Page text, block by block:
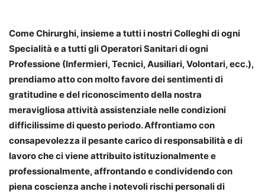
Come Chirurghi, insieme a tutti i nostri Colleghi di ogni
Specialità e a tutti gli Operatori Sanitari di ogni
Professione (Infermieri, Tecnici, Ausiliari, Volontari, ecc.),
prendiamo atto con molto favore dei sentimenti di
gratitudine e del riconoscimento della nostra
meravigliosa attività assistenziale nelle condizioni
difficilissime di questo periodo. Affrontiamo con
consapevolezza il pesante carico di responsabilità e di
lavoro che ci viene attribuito istituzionalmente e
professionalmente, affrontando e condividendo con
piena coscienza anche i notevoli rischi personali di